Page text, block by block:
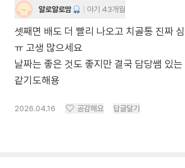
알로알로맘 아기 43개월
셋째면 배도 더 빨리 나오고 치골통 진짜
ㅠ 고생 많으세요
날짜는 좋은 것도 좋지만 결국 담당쌤 있
같기도해용
2026.04.16 공감해요 답글달기